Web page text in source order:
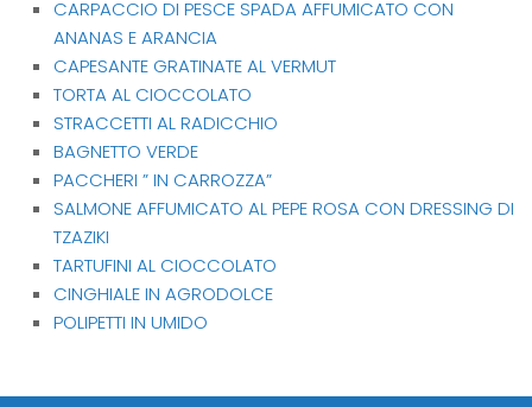
CARPACCIO DI PESCE SPADA AFFUMICATO CON
ANANAS E ARANCIA
CAPESANTE GRATINATE AL VERMUT
TORTA AL CIOCCOLATO
STRACCETTI AL RADICCHIO
BAGNETTO VERDE
PACCHERI ” IN CARROZZA”
SALMONE AFFUMICATO AL PEPE ROSA CON DRESSING DI
TZAZIKI
TARTUFINI AL CIOCCOLATO
CINGHIALE IN AGRODOLCE
POLIPETTI IN UMIDO